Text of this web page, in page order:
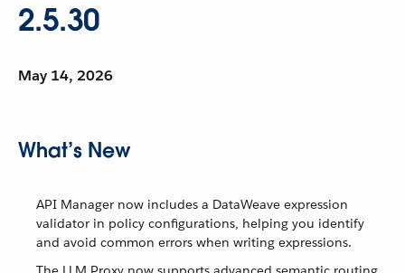
2.5.30
May 14, 2026
What’s New
API Manager now includes a DataWeave expression
validator in policy configurations, helping you identify
and avoid common errors when writing expressions.